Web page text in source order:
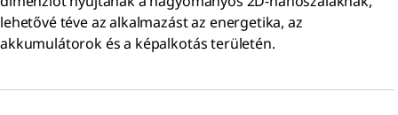
lehetővé téve az alkalmazást az energetika, az
akkumulátorok és a képalkotás területén.